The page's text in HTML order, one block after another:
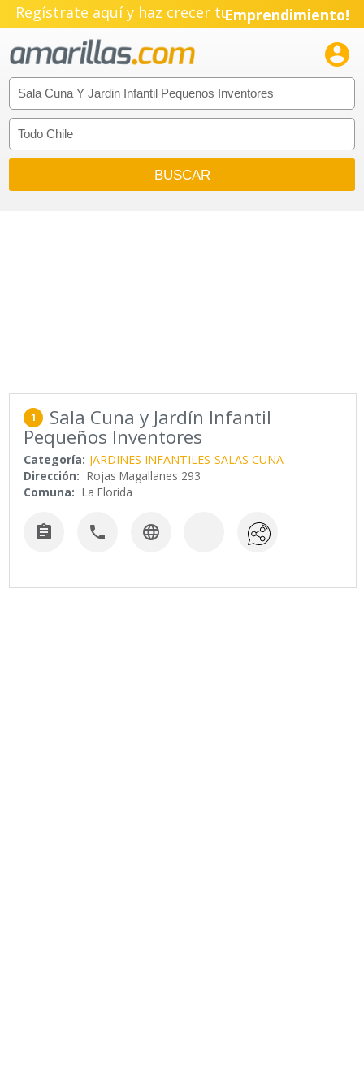
Regístrate aquí y haz crecer tuEmprendimiento!

1 Sala Cuna y Jardín Infantil
Pequeños Inventores
Categoría: JARDINES INFANTILES SALAS CUNA
Dirección: Rojas Magallanes 293
Comuna: La Florida
  